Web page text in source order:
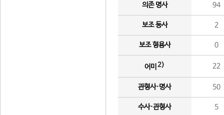
의존 명사 94
보조 동사 2
보조 형용사 0
어미 2) 22
관형사·명사 50
수사·관형사 5